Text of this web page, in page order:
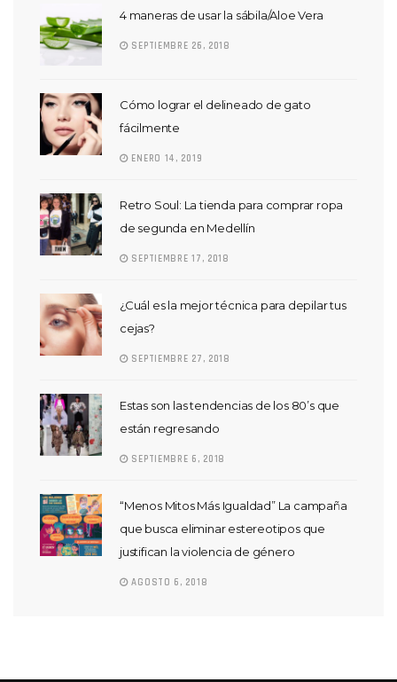
4 maneras de usar la sábila/Aloe Vera
SEPTIEMBRE 26, 2018
Cómo lograr el delineado de gato
fácilmente
ENERO 14, 2019
Retro Soul: La tienda para comprar ropa
de segunda en Medellín
SEPTIEMBRE 17, 2018
¿Cuál es la mejor técnica para depilar tus
cejas?
SEPTIEMBRE 27, 2018
Estas son las tendencias de los 80’s que
están regresando
SEPTIEMBRE 6, 2018
“Menos Mitos Más Igualdad” La campaña
que busca eliminar estereotipos que
justifican la violencia de género
AGOSTO 6, 2018